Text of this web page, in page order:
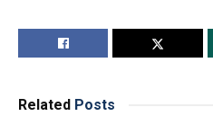
Related Posts